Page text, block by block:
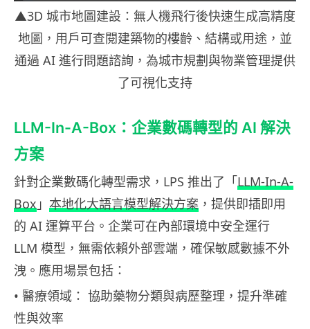
▲3D 城市地圖建設： 無人機飛行後快速生成高精度
地圖，用戶可查閱建築物的樓齡、結構或用途，並
通過 AI 進行問題諮詢，為城市規劃與物業管理提供
了可視化支持
LLM-In-A-Box：企業數碼轉型的 AI 解決
方案
針對企業數碼化轉型需求，LPS 推出了「LLM-In-A-
Box 」 本地化大語言模型解決方案 ，提供即插即用
的 AI 運算平台。企業可在內部環境中安全運行
LLM 模型，無需依賴外部雲端，確保敏感數據不外
洩。應用場景包括：
• 醫療領域： 協助藥物分類與病歷整理，提升準確
性與效率